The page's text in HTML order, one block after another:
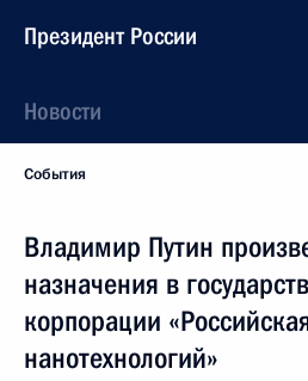
Президент России
Новости
События
Владимир Путин
назначения в
корпорации
нанотехнологий»